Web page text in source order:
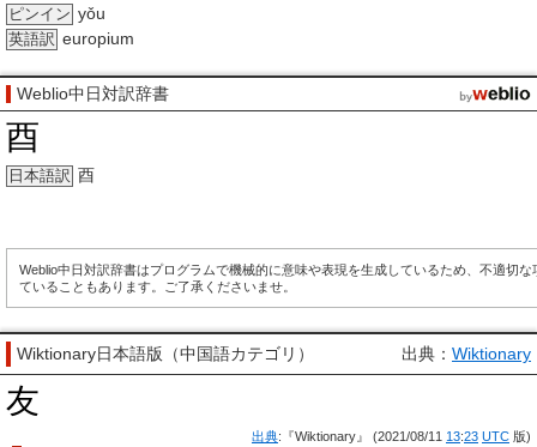
ピンイン yǒu
英語訳 europium
Weblio中日対訳辞書
酉
日本語訳 酉
Weblio中日対訳辞書はプログラムで機械的に意味や表現を生成しているため、不適切な
ていることもあります。ご了承くださいませ。
Wiktionary日本語版（中国語カテゴリ） 出典： Wiktionary
友
出典:『Wiktionary』 (2021/08/11 13:23 UTC 版)